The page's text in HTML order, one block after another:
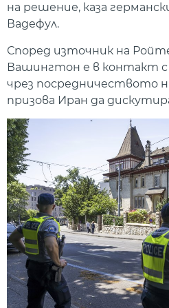
на решение, каза
Вадефул.
Според източник на
Вашингтон е в контакт
чрез посредничеството
призова Иран да